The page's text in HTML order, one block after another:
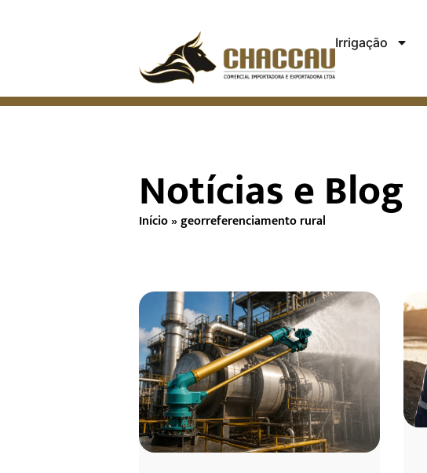
Irrigação
Notícias e Blog
Início»georreferenciamento rural